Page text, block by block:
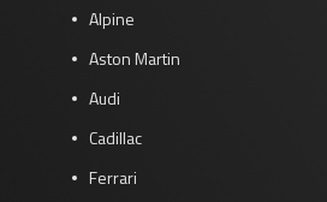
Alpine
Aston Martin
Audi
Cadillac
Ferrari